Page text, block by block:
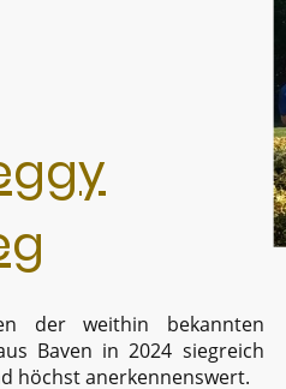
der weithin bekannten
Baven in 2024 siegreich
höchst anerkennenswert.